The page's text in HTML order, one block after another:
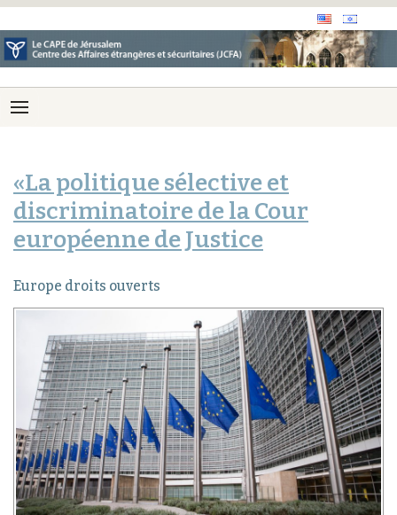
«La politique sélective et
discriminatoire de la Cour
européenne de Justice
Europe droits ouverts